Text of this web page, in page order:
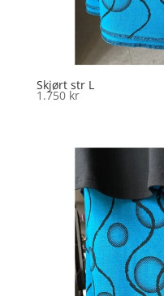
Skjørt str L
1.750 kr